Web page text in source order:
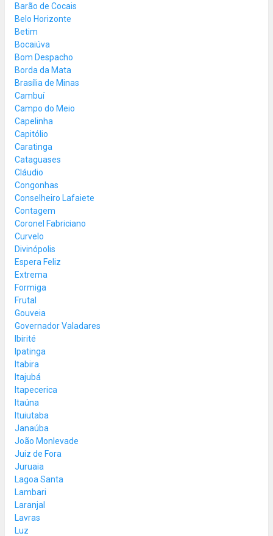
Barão de Cocais
Belo Horizonte
Betim
Bocaiúva
Bom Despacho
Borda da Mata
Brasília de Minas
Cambuí
Campo do Meio
Capelinha
Capitólio
Caratinga
Cataguases
Cláudio
Congonhas
Conselheiro Lafaiete
Contagem
Coronel Fabriciano
Curvelo
Divinópolis
Espera Feliz
Extrema
Formiga
Frutal
Gouveia
Governador Valadares
Ibirité
Ipatinga
Itabira
Itajubá
Itapecerica
Itaúna
Ituiutaba
Janaúba
João Monlevade
Juiz de Fora
Juruaia
Lagoa Santa
Lambari
Laranjal
Lavras
Luz